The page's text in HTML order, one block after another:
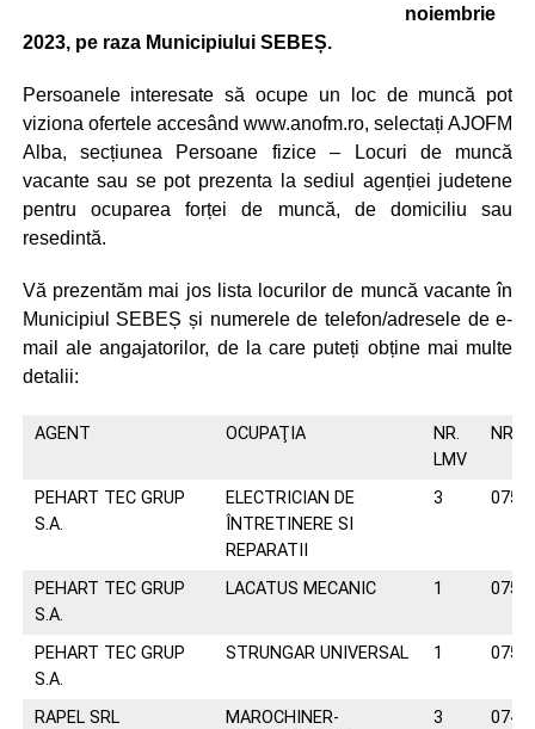
noiembrie
2023, pe raza Municipiului SEBEȘ.
Persoanele interesate să ocupe un loc de muncă pot
viziona ofertele accesând www.anofm.ro, selectați AJOFM
Alba, secțiunea Persoane fizice – Locuri de muncă
vacante sau se pot prezenta la sediul agenției judetene
pentru ocuparea forței de muncă, de domiciliu sau
resedintă.
Vă prezentăm mai jos lista locurilor de muncă vacante în
Municipiul SEBEȘ și numerele de telefon/adresele de e-
mail ale angajatorilor, de la care puteți obține mai multe
detalii:
AGENT OCUPAŢIA
NR.
LMV
NR.
PEHART TEC GRUP
S.A.
ELECTRICIAN DE
ÎNTRETINERE SI
REPARATII
3
PEHART TEC GRUP
S.A.
LACATUS MECANIC 1
PEHART TEC GRUP
S.A.
STRUNGAR UNIVERSAL 1
RAPEL SRL
MAROCHINER-
3